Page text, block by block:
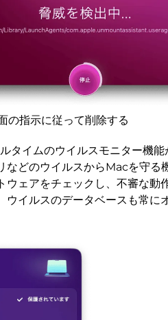
の指示に従って削除する
タイムのウイルスモニター機
などのウイルスからMacを守る
ウェアをチェックし、不審な動
ウイルスのデータベースも常に